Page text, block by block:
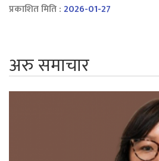
प्रकाशित मिति :2026-01-27
अरु समाचार